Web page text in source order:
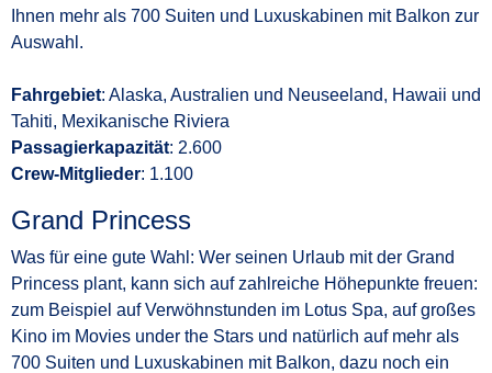
Ihnen mehr als 700 Suiten und Luxuskabinen mit Balkon zur
Auswahl.
Fahrgebiet: Alaska, Australien und Neuseeland, Hawaii und
Tahiti, Mexikanische Riviera
Passagierkapazität: 2.600
Crew-Mitglieder: 1.100
Grand Princess
Was für eine gute Wahl: Wer seinen Urlaub mit der Grand
Princess plant, kann sich auf zahlreiche Höhepunkte freuen:
zum Beispiel auf Verwöhnstunden im Lotus Spa, auf großes
Kino im Movies under the Stars und natürlich auf mehr als
700 Suiten und Luxuskabinen mit Balkon, dazu noch ein